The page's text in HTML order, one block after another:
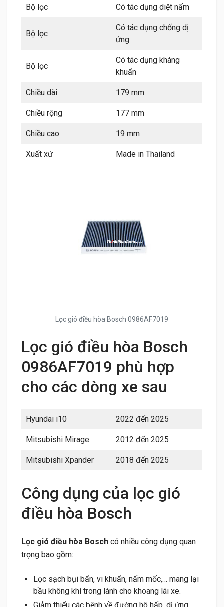
Bộ lọc Có tác dụng diệt nấm
Bộ lọc
Có tác dụng chống dị
ứng
Bộ lọc
Có tác dụng kháng
khuẩn
Chiều dài 179 mm
Chiều rộng 177 mm
Chiều cao 19 mm
Xuất xứ Made in Thailand
Lọc gió điều hòa Bosch 0986AF7019
Lọc gió điều hòa Bosch
0986AF7019 phù hợp
cho các dòng xe sau
Hyundai i10 2022 đến 2025
Mitsubishi Mirage 2012 đến 2025
Mitsubishi Xpander 2018 đến 2025
Công dụng của lọc gió
điều hòa Bosch
Lọc gió điều hòa Bosch có nhiều công dụng quan
trọng bao gồm:
Lọc sạch bụi bẩn, vi khuẩn, nấm mốc,… mang lại
bầu không khí trong lành cho khoang lái xe.